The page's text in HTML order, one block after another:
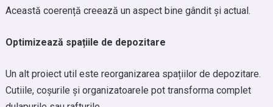
Această coerență creează un aspect bine gândit și actual.
Optimizează spațiile de depozitare
Un alt proiect util este reorganizarea spațiilor de depozitare.
Cutiile, coșurile și organizatoarele pot transforma complet